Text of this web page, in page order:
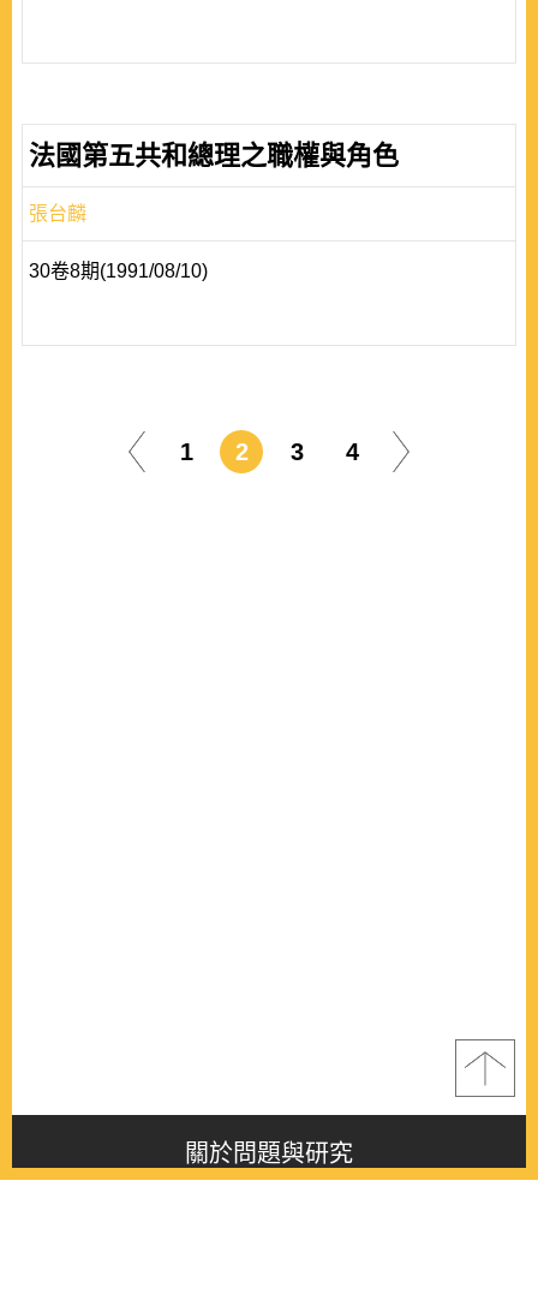
法國第五共和總理之職權與角色
張台麟
30卷8期(1991/08/10)
1 2 3 4
關於問題與研究
About this journal